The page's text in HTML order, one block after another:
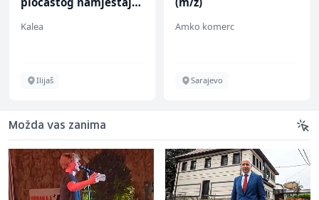
Kalea
Ilijaš
Amko komerc
Sarajevo
Možda vas zanima